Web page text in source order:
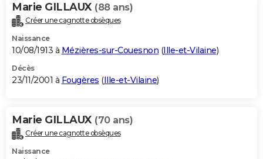
Marie GILLAUX (88 ans)
Créer une cagnotte obsèques
Naissance
10/08/1913 à Mézières-sur-Couesnon (Ille-et-Vilaine)
Décès
23/11/2001 à Fougères (Ille-et-Vilaine)
Marie GILLAUX (70 ans)
Créer une cagnotte obsèques
Naissance